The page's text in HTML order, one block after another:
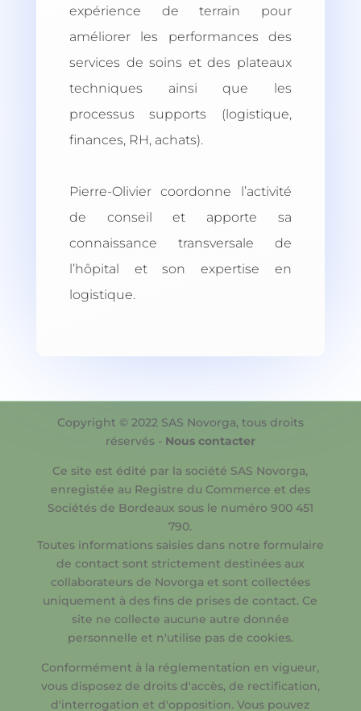
expérience de terrain pour
améliorer les performances des
services de soins et des plateaux
techniques ainsi que les
processus supports (logistique,
finances, RH, achats).
Pierre-Olivier coordonne l’activité
de conseil et apporte sa
connaissance transversale de
l’hôpital et son expertise en
logistique.
Copyright © 2022 SAS Novorga, tous droits
réservés - Nous contacter
Ce site est édité par la société SAS Novorga,
enregistée au Registre du Commerce et des
Sociétés de Bordeaux sous le numéro 900 451
790.
Toutes informations saisies dans notre formulaire
de contact sont strictement destinées aux
collaborateurs de Novorga et sont collectées
uniquement à des fins de prises de contact. Ce
site ne collecte aucune autre donnée
personnelle et n'utilise pas de cookies.
Conformément à la réglementation en vigueur,
vous disposez de droits d'accès, de rectification,
d'interrogation et d'opposition. Vous pouvez